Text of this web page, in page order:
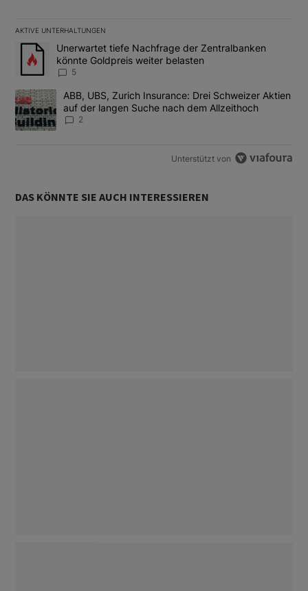
AKTIVE UNTERHALTUNGEN
Das Folgende ist eine Liste der am meisten kommentierten
Ein Trendartikel mit dem Titel "Unerwartet tiefe Nachfrage der
Unerwartet tiefe Nachfrage der Zentralbanken
könnte Goldpreis weiter belasten
5
Ein Trendartikel mit dem Titel "ABB, UBS, Zurich Insurance:
ABB, UBS, Zurich Insurance: Drei Schweizer Aktien
auf der langen Suche nach dem Allzeithoch
2
Unterstützt von
DAS KÖNNTE SIE AUCH INTERESSIEREN